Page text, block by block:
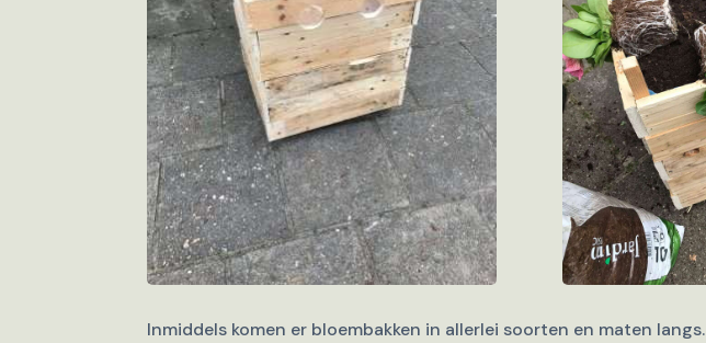
Inmiddels komen er bloembakken in allerlei soorten en maten langs.